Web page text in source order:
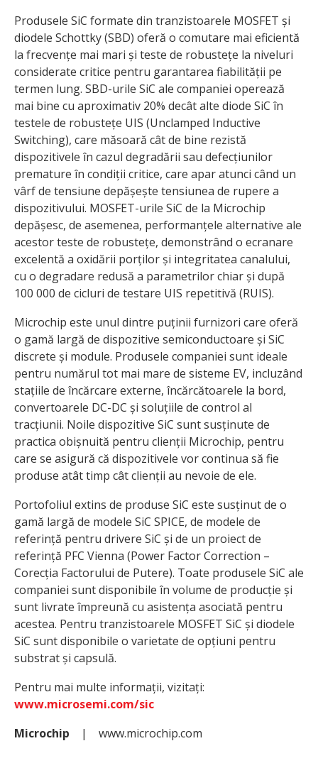
Produsele SiC formate din tranzistoarele MOSFET și
diodele Schottky (SBD) oferă o comutare mai eficientă
la frecvențe mai mari și teste de robustețe la niveluri
considerate critice pentru garantarea fiabilității pe
termen lung. SBD-urile SiC ale companiei operează
mai bine cu aproximativ 20% decât alte diode SiC în
testele de robustețe UIS (Unclamped Inductive
Switching), care măsoară cât de bine rezistă
dispozitivele în cazul degradării sau defecțiunilor
premature în condiții critice, care apar atunci când un
vârf de tensiune depășește tensiunea de rupere a
dispozitivului. MOSFET-urile SiC de la Microchip
depășesc, de asemenea, performanțele alternative ale
acestor teste de robustețe, demonstrând o ecranare
excelentă a oxidării porților și integritatea canalului,
cu o degradare redusă a parametrilor chiar și după
100 000 de cicluri de testare UIS repetitivă (RUIS).
Microchip este unul dintre puținii furnizori care oferă
o gamă largă de dispozitive semiconductoare și SiC
discrete și module. Produsele companiei sunt ideale
pentru numărul tot mai mare de sisteme EV, incluzând
stațiile de încărcare externe, încărcătoarele la bord,
convertoarele DC-DC și soluțiile de control al
tracțiunii. Noile dispozitive SiC sunt susținute de
practica obișnuită pentru clienții Microchip, pentru
care se asigură că dispozitivele vor continua să fie
produse atât timp cât clienții au nevoie de ele.
Portofoliul extins de produse SiC este susținut de o
gamă largă de modele SiC SPICE, de modele de
referință pentru drivere SiC și de un proiect de
referință PFC Vienna (Power Factor Correction –
Corecția Factorului de Putere). Toate produsele SiC ale
companiei sunt disponibile în volume de producție și
sunt livrate împreună cu asistența asociată pentru
acestea. Pentru tranzistoarele MOSFET SiC și diodele
SiC sunt disponibile o varietate de opțiuni pentru
substrat și capsulă.
Pentru mai multe informații, vizitați:
www.microsemi.com/sic
Microchip
| www.microchip.com